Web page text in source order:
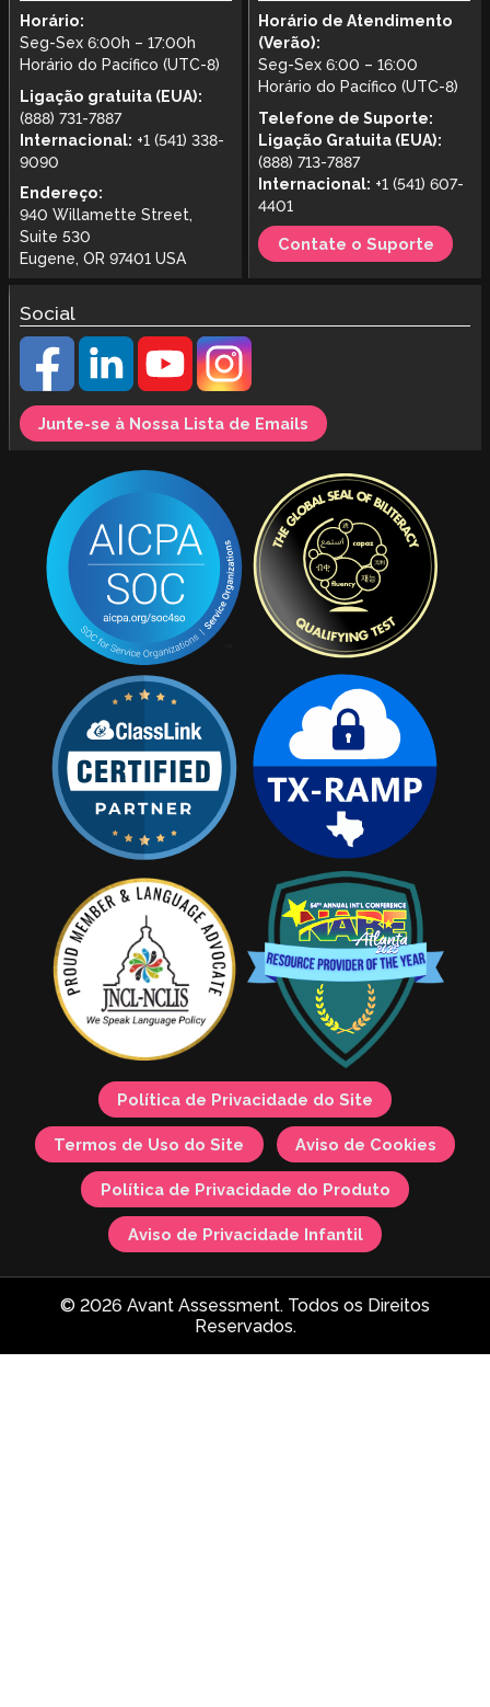
Horário:
Seg-Sex 6:00h – 17:00h
Horário do Pacífico (UTC-8)
Ligação gratuita (EUA):
(888) 731-7887
Internacional: +1 (541) 338-
9090
Endereço:
940 Willamette Street,
Suite 530
Eugene, OR 97401 USA
Horário de Atendimento
(Verão):
Seg-Sex 6:00 – 16:00
Horário do Pacífico (UTC-8)
Telefone de Suporte:
Ligação Gratuita (EUA):
(888) 713-7887
Internacional: +1 (541) 607-
4401
Contate o Suporte
Social
Junte-se à Nossa Lista de Emails
Política de Privacidade do Site
Termos de Uso do Site Aviso de Cookies
Política de Privacidade do Produto
Aviso de Privacidade Infantil
© 2026 Avant Assessment. Todos os Direitos
Reservados.